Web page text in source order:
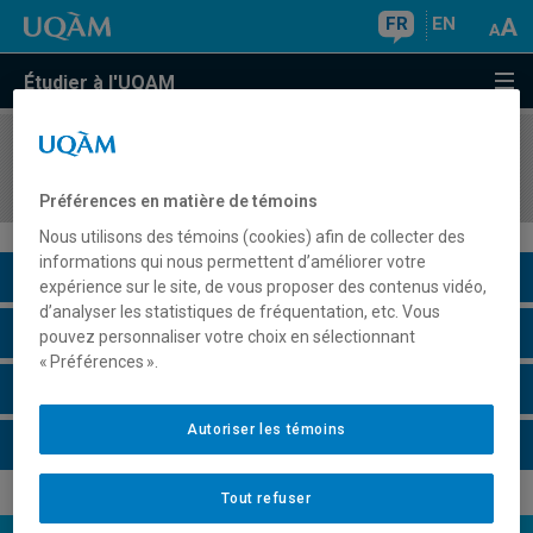
FR EN
Étudier à l'UQAM
COURS//
Description du cours
Horaire - Été 2026
Préférences en matière de témoins
Nous utilisons des témoins (cookies) afin de collecter des
informations qui nous permettent d’améliorer votre
expérience sur le site, de vous proposer des contenus vidéo,
d’analyser les statistiques de fréquentation, etc. Vous
pouvez personnaliser votre choix en sélectionnant
« Préférences ».
Tout refuser
Autoriser les témoins